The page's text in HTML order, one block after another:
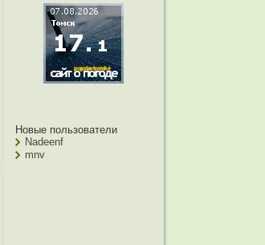
Новые пользователи
Nadeenf
mnv